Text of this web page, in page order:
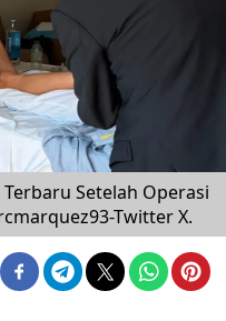
Setelah Operasi
Twitter X.